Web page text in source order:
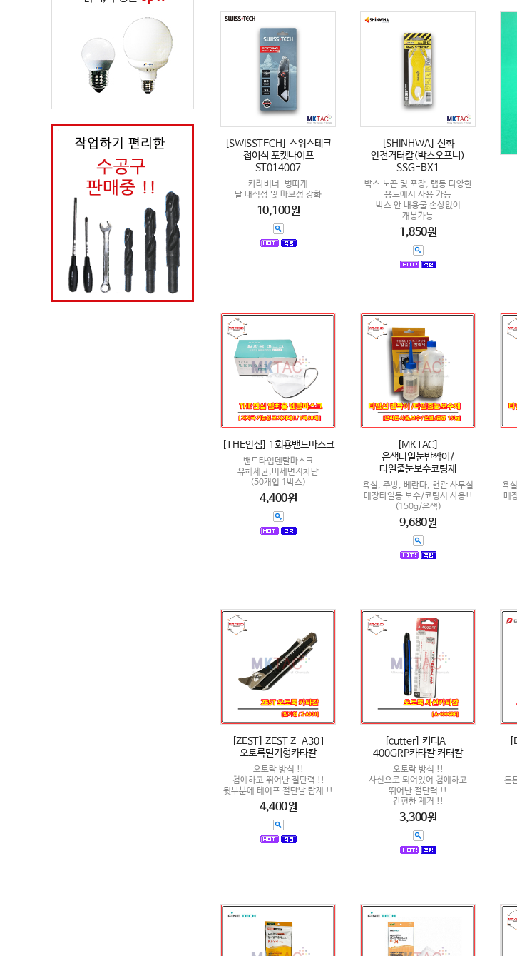
[SWISSTECH] 스위스테크
접이식 포켓나이프
ST014007
카라비너+병따개
날 내식성 및 마모성 강화
10,100원
[SHINHWA] 신화
안전커터칼(박스오프너)
SSG-BX1
박스 노끈 및 포장, 랩등 다양한
용도에서 사용 가능
박스 안 내용물 손상없이
개봉가능
1,850원
[THE안심] 1회용밴드마스크
밴드타입덴탈마스크
유해세균,미세먼지차단
(50개입 1박스)
4,400원
[MKTAC]
은색타일눈반짝이/
타일줄눈보수코팅제
욕실, 주방, 베란다, 현관 사무실
매장타일등 보수/코팅시 사용!!
(150g/은색)
9,680원
욕
매
[ZEST] ZEST Z-A301
오토록밀기형카타칼
오토락 방식 !!
첨예하고 뛰어난 절단력 !!
뒷부분에 테이프 절단날 탑재 !!
4,400원
[cutter] 커터A-
400GRP카타칼 커터칼
오토락 방식 !!
사선으로 되어있어 첨예하고
뛰어난 절단력 !!
간편한 제거 !!
3,300원
튼